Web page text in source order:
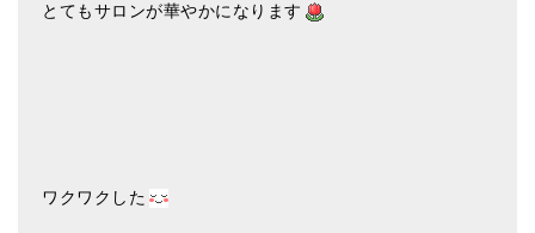
ヒーリング・マンダラポスター
とてもサロンが華やかになります
ワクワクした